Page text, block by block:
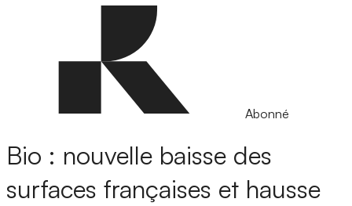
Abonné
Bio : nouvelle baisse des
surfaces françaises et hausse